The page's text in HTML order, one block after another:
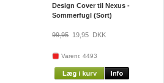
Design Cover til Nexus -
Sommerfugl (Sort)
99,95 19,95 DKK
Varenr. 4493